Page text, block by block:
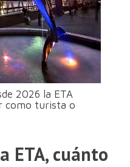
2026 la ETA
como turista o
ETA, cuánto